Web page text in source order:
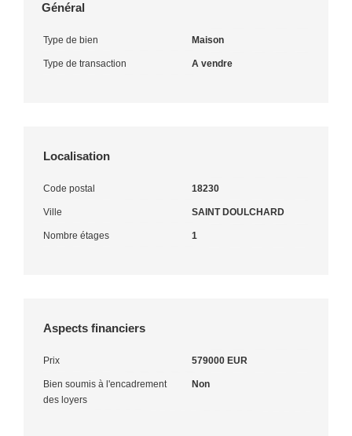
Général
Type de bien Maison
Type de transaction A vendre
Localisation
Code postal 18230
Ville SAINT DOULCHARD
Nombre étages 1
Aspects financiers
Prix 579000 EUR
Bien soumis à l'encadrement
des loyers
Non